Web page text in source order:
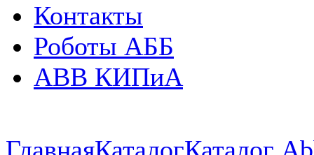
Контакты
Роботы АББ
ABB КИПиА